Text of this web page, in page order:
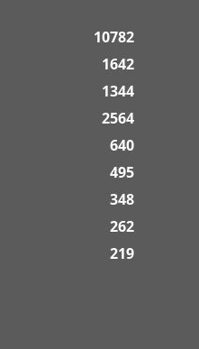
10782
1642
1344
2564
640
495
348
262
219